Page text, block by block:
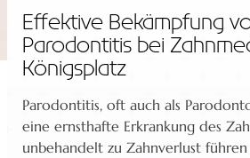
Effektive Bekämpfung
Parodontitis bei
Königsplatz
Parodontitis, oft auch als
eine ernsthafte Erkrankung des
unbehandelt zu Zahnverlust führen